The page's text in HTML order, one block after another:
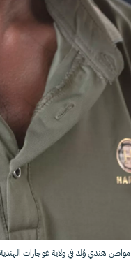
هندي وُلد في ولاية غوجارات